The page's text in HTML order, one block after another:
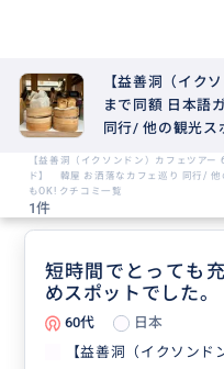
【益善洞（イクソン
まで同額 日本語
同行/ 他の観光ス
【益善洞（イクソンドン）カフェツアー
ド】 韓屋 お洒落なカフェ巡り 同行/ 他
もOK! クチコミ一覧
1件
短時間でとっても
めスポットでした。
60代
日本
【益善洞（イクソンド